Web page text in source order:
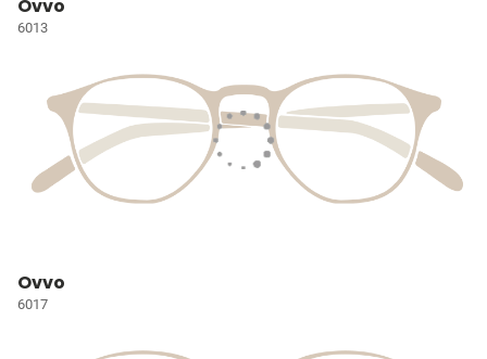
Ovvo
6013
Ovvo
6017